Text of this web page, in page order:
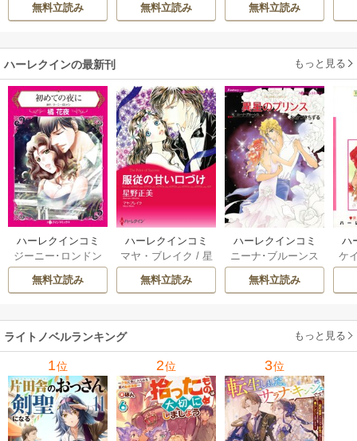
折られたので、責
す～
無料立読み 無料立読み
きたのがヤバい男
無料立読み
ハーレクインの最新刊 もっと見る
ハーレクインコミ
ックス セット 202
6年 vol.1064 1巻
ジーニー･ロンドン
/橘花夜/メアリ
ー･ライアンズ
ーガン/星合操/ア
ン･ウィール/ 津寺
里可子
無料立読み
ハーレクインコミ
ックス セット 202
6年 vol.1002 1巻
マヤ・ブレイク / 星
野正美/ヘレン･ブ
ルックス/のわきね
ウェイ/一重夕子
無料立読み
ハーレクインコミ
ックス セット 202
6年 vol.1063 1巻
ニーナ･ブルーンス
/おおつきちずる/
レベッカ･ヨーク
ーディ/海野みつる
サラ･ウッド/流
水凛子
無料立読み
ハ
ッ
ケ
/
ザ
ライトノベルランキング もっと見る
1位 2位 3位